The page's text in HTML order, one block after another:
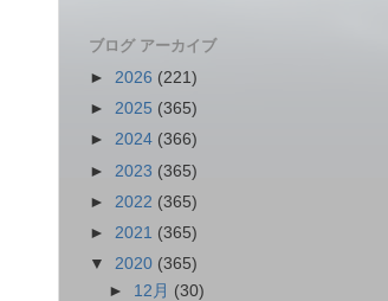
ブログ アーカイブ
► 2026 (221)
► 2025 (365)
► 2024 (366)
► 2023 (365)
► 2022 (365)
► 2021 (365)
▼ 2020 (365)
► 12月 (30)